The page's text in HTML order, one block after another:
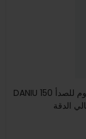
DANIU 150 مم شاشة عرض الكاليبير الرقمي من الفولاذ المقاوم للصدأ